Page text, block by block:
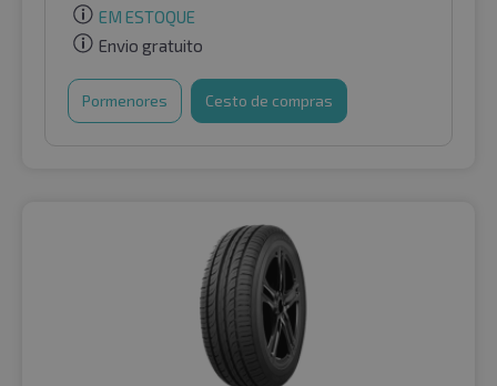
EM ESTOQUE
Envio gratuito
Pormenores Cesto de compras